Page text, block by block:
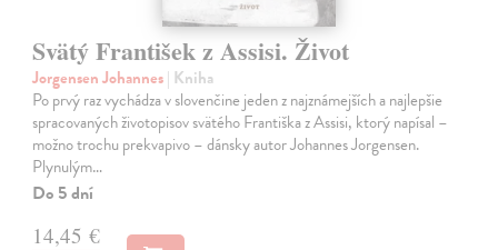
Svätý František z Assisi. Život
Jorgensen Johannes| Kniha
Po prvý raz vychádza v slovenčine jeden z najznámejších a najlepšie
spracovaných životopisov svätého Františka z Assisi, ktorý napísal –
možno trochu prekvapivo – dánsky autor Johannes Jorgensen.
Plynulým…
Do 5 dní
14,45 €